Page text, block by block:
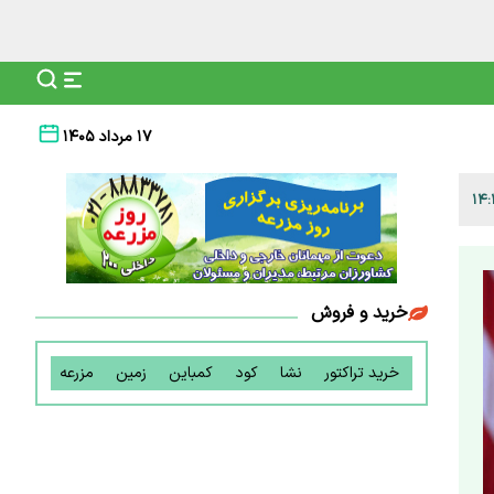
۱۷ مرداد ۱۴۰۵
خرید و فروش
خرید تراکتور نشا کود کمباین زمین مزرعه